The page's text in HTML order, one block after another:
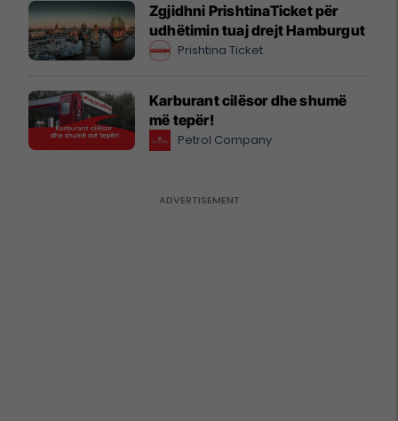
Zgjidhni PrishtinaTicket për
udhëtimin tuaj drejt Hamburgut
Prishtina Ticket
Karburant cilësor dhe shumë
më tepër!
Petrol Company